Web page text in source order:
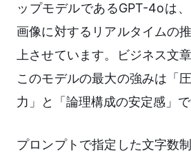
ップモデルであるGPT-4oは、
画像に対するリアルタイムの
上させています。ビジネス文
このモデルの最大の強みは「
力」と「論理構成の安定感」で
プロンプトで指定した文字数